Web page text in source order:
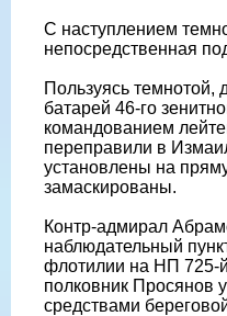
С наступлением
непосредственная
Пользуясь темнотой,
батарей 46-го
командованием
переправили в
установлены на
замаскированы.
Контр-адмирал
наблюдательный
флотилии на НП 725-
полковник Просянов
средствами